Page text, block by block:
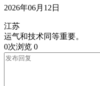
2026年06月12日
江苏
运气和技术同等重要。
0次浏览 0